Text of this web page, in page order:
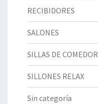
RECIBIDORES
SALONES
SILLAS DE COMEDOR
SILLONES RELAX
Sin categoría